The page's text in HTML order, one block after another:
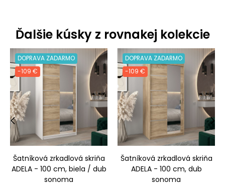
Ďalšie kúsky z rovnakej kolekcie
DOPRAVA ZADARMO
-109 €
Šatníková zrkadlová skriňa
ADELA - 100 cm, biela / dub
sonoma
DOPRAVA ZADARMO
-109 €
Šatníková zrkadlová skriňa
ADELA - 100 cm, dub
sonoma
‹